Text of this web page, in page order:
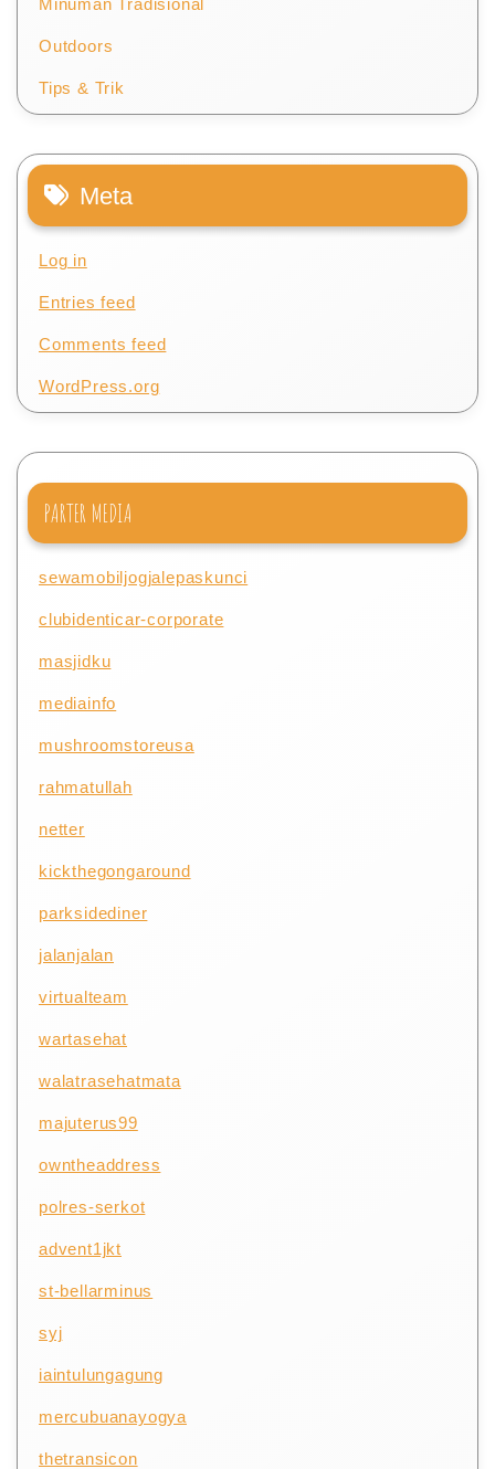
Outdoors
Tips & Trik
Meta
Log in
Entries feed
Comments feed
WordPress.org
PARTER MEDIA
sewamobiljogjalepaskunci
clubidenticar-corporate
masjidku
mediainfo
mushroomstoreusa
rahmatullah
netter
kickthegongaround
parksidediner
jalanjalan
virtualteam
wartasehat
walatrasehatmata
majuterus99
owntheaddress
polres-serkot
advent1jkt
st-bellarminus
syj
iaintulungagung
mercubuanayogya
thetransicon